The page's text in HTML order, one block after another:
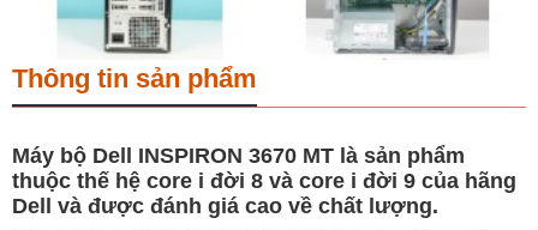
Thông tin sản phẩm
Máy bộ Dell INSPIRON 3670 MT là sản phẩm
thuộc thế hệ core i đời 8 và core i đời 9 của hãng
Dell và được đánh giá cao về chất lượng.